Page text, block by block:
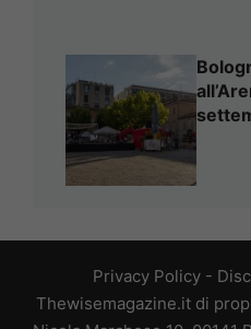
Privacy Policy-
Thewisemagazine.it di